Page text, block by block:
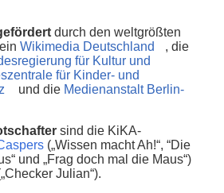
durch den weltgrößten
Wikimedia Deutschland
, die
für Kultur und
für Kinder- und
und die Medienanstalt Berlin-
sind die KiKA-
(„Wissen macht Ah!“, “Die
und „Frag doch mal die Maus“)
Julian“).